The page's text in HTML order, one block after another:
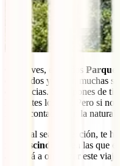
Como ves, estos dos
conocidos y tienen muchas
diferencias. Si dispones de
los visites los dos. Pero si no
mejor contacto con la
Sea cual sea tu elección, te
imprescindibles
en las que
ayudará a organizar este